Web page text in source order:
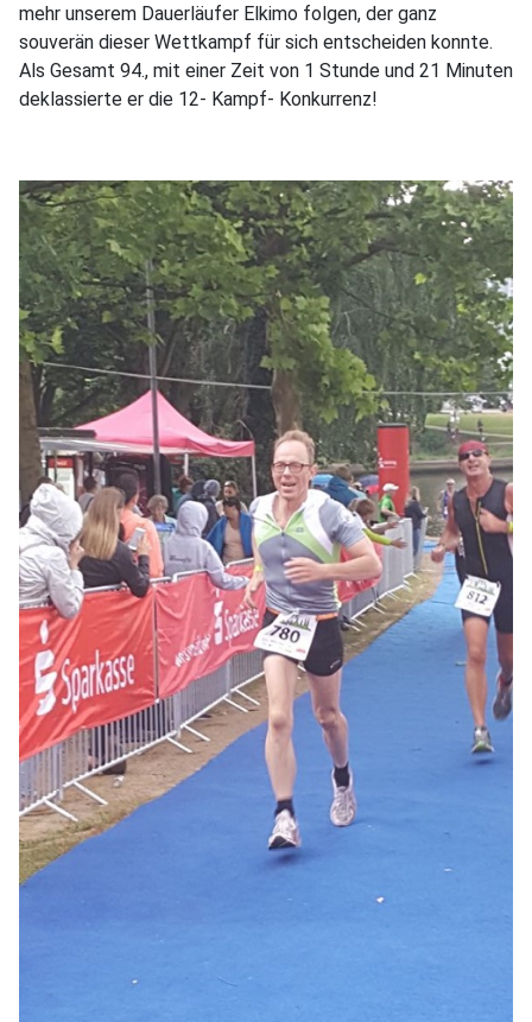
mehr unserem Dauerläufer Elkimo folgen, der ganz
souverän dieser Wettkampf für sich entscheiden konnte.
Als Gesamt 94., mit einer Zeit von 1 Stunde und 21 Minuten
deklassierte er die 12- Kampf- Konkurrenz!